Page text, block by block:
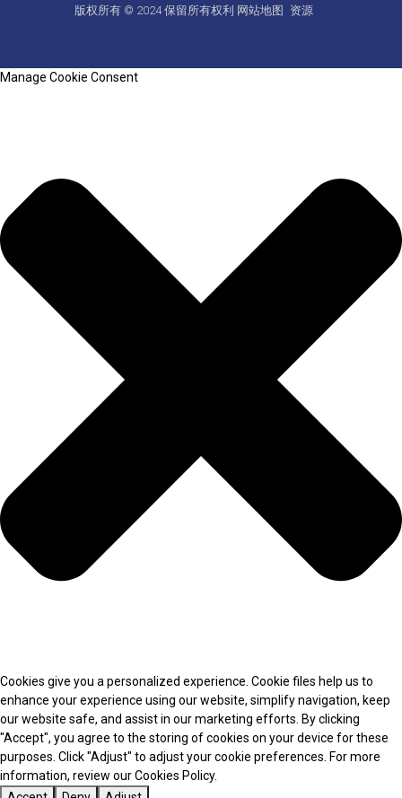
版权所有 © 2024 保留所有权利 网站地图 资源
Manage Cookie Consent
Cookies give you a personalized experience. Cookie files help us to
enhance your experience using our website, simplify navigation, keep
our website safe, and assist in our marketing efforts. By clicking
"Accept", you agree to the storing of cookies on your device for these
purposes. Click "Adjust" to adjust your cookie preferences. For more
information, review our Cookies Policy.